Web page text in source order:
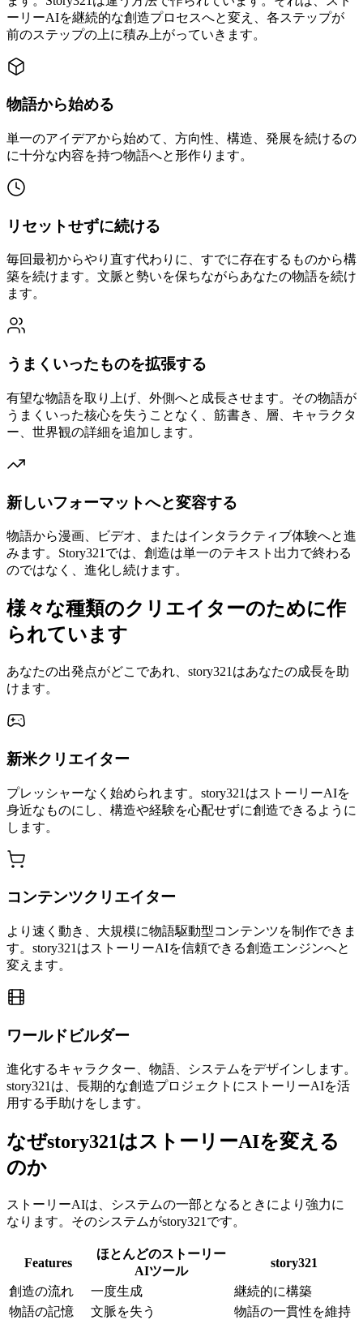
ーリーAIを継続的な創造プロセスへと変え、各ステップが
前のステップの上に積み上がっていきます。
物語から始める
単一のアイデアから始めて、方向性、構造、発展を続けるの
に十分な内容を持つ物語へと形作ります。
リセットせずに続ける
毎回最初からやり直す代わりに、すでに存在するものから構
築を続けます。文脈と勢いを保ちながらあなたの物語を続け
ます。
うまくいったものを拡張する
有望な物語を取り上げ、外側へと成長させます。その物語が
うまくいった核心を失うことなく、筋書き、層、キャラクタ
ー、世界観の詳細を追加します。
新しいフォーマットへと変容する
物語から漫画、ビデオ、またはインタラクティブ体験へと進
みます。Story321では、創造は単一のテキスト出力で終わる
のではなく、進化し続けます。
様々な種類のクリエイターのために作
られています
あなたの出発点がどこであれ、story321はあなたの成長を助
けます。
新米クリエイター
プレッシャーなく始められます。story321はストーリーAIを
身近なものにし、構造や経験を心配せずに創造できるように
します。
コンテンツクリエイター
より速く動き、大規模に物語駆動型コンテンツを制作できま
す。story321はストーリーAIを信頼できる創造エンジンへと
変えます。
ワールドビルダー
進化するキャラクター、物語、システムをデザインします。
story321は、長期的な創造プロジェクトにストーリーAIを活
用する手助けをします。
なぜstory321はストーリーAIを変える
のか
ストーリーAIは、システムの一部となるときにより強力に
なります。そのシステムがstory321です。
Features
ほとんどのストーリー
AIツール
story321
創造の流れ 一度生成
継続的に構築
物語の記憶
文脈を失う
物語の一貫性を維持